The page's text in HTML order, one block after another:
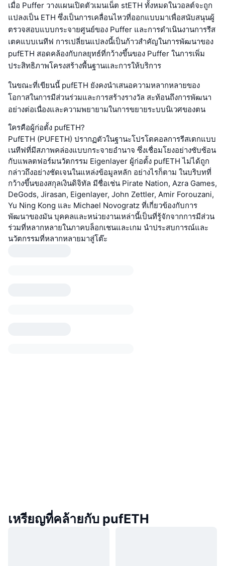
เมื่อ Puffer วางแผนเปิดตัวเมนเน็ต stETH ทั้งหมดในวอลต์จะถูก
แปลงเป็น ETH ซึ่งเป็นการเคลื่อนไหวที่ออกแบบมาเพื่อสนับสนุนผู้
ตรวจสอบแบบกระจายศูนย์ของ Puffer และการดำเนินงานการรีส
เตคแบบเนทีฟ การเปลี่ยนแปลงนี้เป็นก้าวสำคัญในการพัฒนาของ
pufETH สอดคล้องกับกลยุทธ์ที่กว้างขึ้นของ Puffer ในการเพิ่ม
ประสิทธิภาพโครงสร้างพื้นฐานและการให้บริการ
ในขณะที่เขียนนี้ pufETH ยังคงนำเสนอความหลากหลายของ
โอกาสในการมีส่วนร่วมและการสร้างรางวัล สะท้อนถึงการพัฒนา
อย่างต่อเนื่องและความพยายามในการขยายระบบนิเวศของตน
ใครคือผู้ก่อตั้ง pufETH?
PufETH (PUFETH) ปรากฏตัวในฐานะโปรโตคอลการรีสเตกแบบ
เนทีฟที่มีสภาพคล่องแบบกระจายอำนาจ ซึ่งเชื่อมโยงอย่างซับซ้อน
กับแพลตฟอร์มนวัตกรรม Eigenlayer ผู้ก่อตั้ง pufETH ไม่ได้ถูก
กล่าวถึงอย่างชัดเจนในแหล่งข้อมูลหลัก อย่างไรก็ตาม ในบริบทที่
กว้างขึ้นของสกุลเงินดิจิทัล มีชื่อเช่น Pirate Nation, Azra Games,
DeGods, Jirasan, Eigenlayer, John Zettler, Amir Forouzani,
Yu Ning Kong และ Michael Novogratz ที่เกี่ยวข้องกับการ
พัฒนาของมัน บุคคลและหน่วยงานเหล่านี้เป็นที่รู้จักจากการมีส่วน
ร่วมที่หลากหลายในภาคบล็อกเชนและเกม นำประสบการณ์และ
นวัตกรรมที่หลากหลายมาสู่โต๊ะ
เหรียญที่คล้ายกับ pufETH